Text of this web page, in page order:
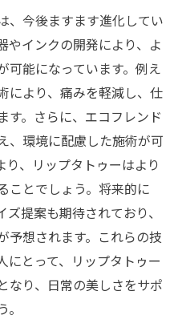
、今後ますます進化してい
やインクの開発により、よ
可能になっています。例え
により、痛みを軽減し、仕
す。さらに、エコフレンド
、環境に配慮した施術が可
、リップタトゥーはより
ことでしょう。将来的に
提案も期待されており、
予想されます。これらの技
にとって、リップタトゥー
なり、日常の美しさをサポ